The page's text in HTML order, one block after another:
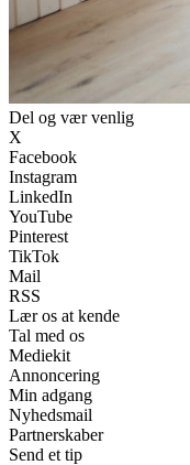
Del og vær venlig
X
Facebook
Instagram
LinkedIn
YouTube
Pinterest
TikTok
Mail
RSS
Lær os at kende
Tal med os
Mediekit
Annoncering
Min adgang
Nyhedsmail
Partnerskaber
Send et tip